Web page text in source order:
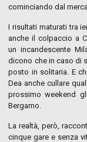
cominciando dal
I risultati maturati tra
anche il colpaccio a
un incandescente
dicono che in caso di
posto in solitaria. E
Dea anche cullare
prossimo weekend
Bergamo.
La realtà, però,
cinque gare e senza